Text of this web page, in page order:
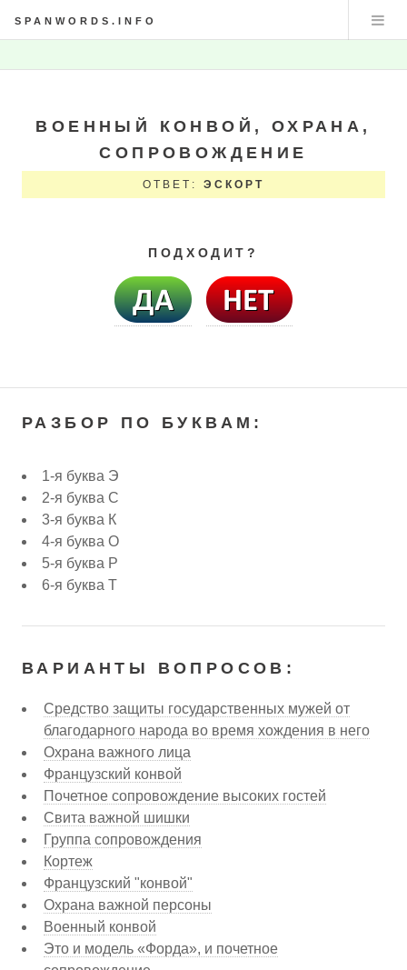
SPANWORDS.INFO
ВОЕННЫЙ КОНВОЙ, ОХРАНА,
СОПРОВОЖДЕНИЕ
ОТВЕТ: ЭСКОРТ
ПОДХОДИТ?
РАЗБОР ПО БУКВАМ:
1-я буква Э
2-я буква С
3-я буква К
4-я буква О
5-я буква Р
6-я буква Т
ВАРИАНТЫ ВОПРОСОВ:
Средство защиты государственных мужей от
благодарного народа во время хождения в него
Охрана важного лица
Французский конвой
Почетное сопровождение высоких гостей
Свита важной шишки
Группа сопровождения
Кортеж
Французский "конвой"
Охрана важной персоны
Военный конвой
Это и модель «Форда», и почетное